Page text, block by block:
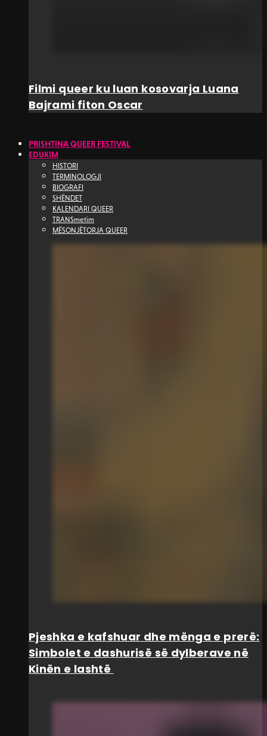
Filmi queer ku luan kosovarja Luana
Bajrami fiton Oscar
PRISHTINA QUEER FESTIVAL
EDUKIM
HISTORI
TERMINOLOGJI
BIOGRAFI
SHËNDET
KALENDARI QUEER
TRANSmetim
MËSONJËTORJA QUEER
Pjeshka e kafshuar dhe mënga e prerë:
Simbolet e dashurisë së dylberave në
Kinën e lashtë